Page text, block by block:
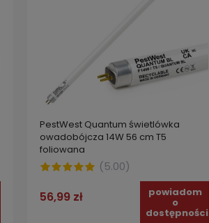
PestWest Quantum świetlówka
owadobójcza 14W 56 cm T5
foliowana
(5.00)
56,99 zł powiadom
o
dostępności